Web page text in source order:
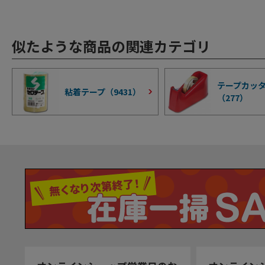
似たような商品の関連カテゴリ
粘着テープ（9431）
テープカッ
（277）